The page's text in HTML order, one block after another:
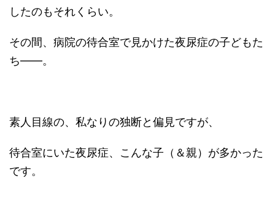
したのもそれくらい。
その間、病院の待合室で見かけた夜尿症の子どもた
ち――。
素人目線の、私なりの独断と偏見ですが、
待合室にいた夜尿症、こんな子（＆親）が多かった
です。